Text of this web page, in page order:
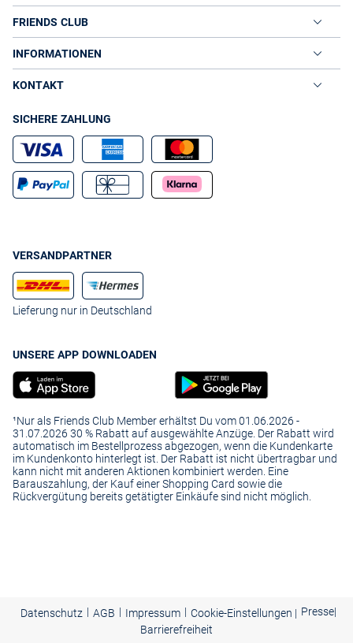
FRIENDS CLUB
INFORMATIONEN
KONTAKT
SICHERE ZAHLUNG
VERSANDPARTNER
Lieferung nur in Deutschland
UNSERE APP DOWNLOADEN
¹Nur als Friends Club Member erhältst Du vom 01.06.2026 -
31.07.2026 30 % Rabatt auf ausgewählte Anzüge. Der Rabatt wird
automatisch im Bestellprozess abgezogen, wenn die Kundenkarte
im Kundenkonto hinterlegt ist. Der Rabatt ist nicht übertragbar und
kann nicht mit anderen Aktionen kombiniert werden. Eine
Barauszahlung, der Kauf einer Shopping Card sowie die
Rückvergütung bereits getätigter Einkäufe sind nicht möglich.
Datenschutz | AGB | Impressum | Cookie-Einstellungen | Presse|
Barrierefreiheit